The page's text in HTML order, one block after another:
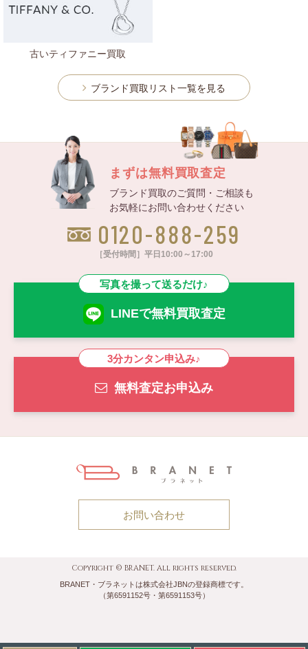
古いティファニー買取
ブランド買取リスト一覧を見る
まずは無料買取査定
ブランド買取のご質問・ご相談も
お気軽にお問い合わせください
0120-888-259
［受付時間］平日10:00～17:00
LINEで無料買取査定
写真を撮って送るだけ♪
無料査定お申込み
3分カンタン申込み♪
お問い合わせ
Copyright © BRANET. All rights reserved.
BRANET・ブラネットは株式会社JBNの登録商標です。
（第6591152号・第6591153号）